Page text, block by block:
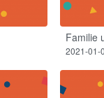
Familie
2021-01-